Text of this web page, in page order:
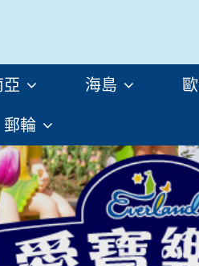
海島
郵輪